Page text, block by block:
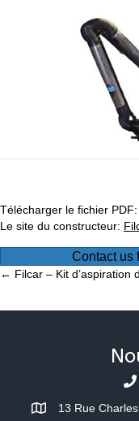
Télécharger le fichier PDF:
Le site du constructeur:
Contact us
Posts
navigation
← Filcar – Kit d’aspiration
13 Rue